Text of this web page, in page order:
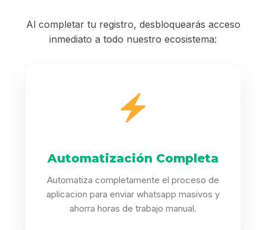
Al completar tu registro, desbloquearás acceso
inmediato a todo nuestro ecosistema:
Automatización Completa
Automatiza completamente el proceso de
aplicacion para enviar whatsapp masivos y
ahorra horas de trabajo manual.